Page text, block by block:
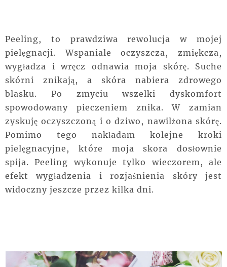
Peeling, to prawdziwa rewolucja w mojej
pielęgnacji. Wspaniale oczyszcza, zmiękcza,
wygładza i wręcz odnawia moja skórę. Suche
skórni znikają, a skóra nabiera zdrowego
blasku. Po zmyciu wszelki dyskomfort
spowodowany pieczeniem znika. W zamian
zyskuję oczyszczoną i o dziwo, nawilżona skórę.
Pomimo tego nakładam kolejne kroki
pielęgnacyjne, które moja skora dosłownie
spija. Peeling wykonuje tylko wieczorem, ale
efekt wygładzenia i rozjaśnienia skóry jest
widoczny jeszcze przez kilka dni.